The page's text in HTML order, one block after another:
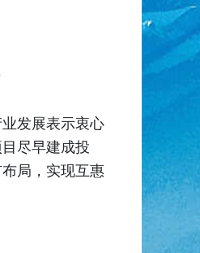
发展表示衷心
尽早建成投
局，实现互惠